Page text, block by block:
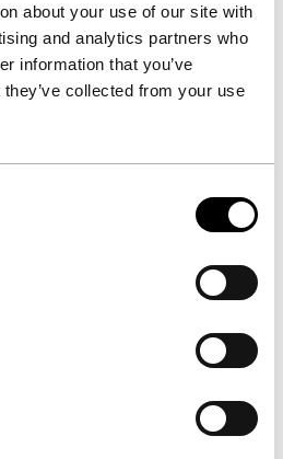
about your use of our site with
and analytics partners who
information that you’ve
collected from your use